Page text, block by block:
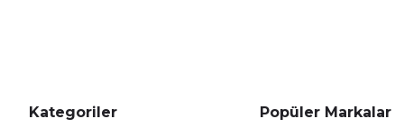
Kategoriler Popüler Markalar